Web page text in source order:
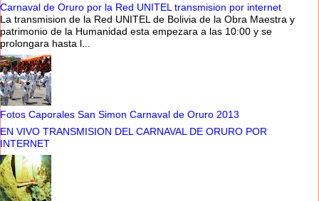
Carnaval de Oruro por la Red UNITEL transmision por internet
La transmision de la Red UNITEL de Bolivia de la Obra Maestra y
patrimonio de la Humanidad esta empezara a las 10:00 y se
prolongara hasta l...
Fotos Caporales San Simon Carnaval de Oruro 2013
EN VIVO TRANSMISION DEL CARNAVAL DE ORURO POR
INTERNET